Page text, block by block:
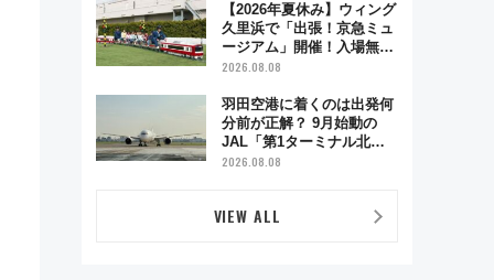
【2026年夏休み】ウィング
久里浜で「出張！京急ミュ
ージアム」開催！入場無料
でスタンプラリーや子ども
2026.08.08
羽田空港に着くのは出発何
分前が正解？ 9月始動の
JAL「第1ターミナル北側
サテライト」は徒歩1キロ
2026.08.08
VIEW ALL